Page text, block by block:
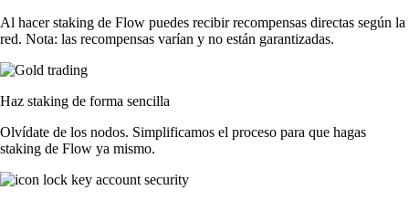
Al hacer staking de Flow puedes recibir recompensas directas según la
red. Nota: las recompensas varían y no están garantizadas.
Haz staking de forma sencilla
Olvídate de los nodos. Simplificamos el proceso para que hagas
staking de Flow ya mismo.